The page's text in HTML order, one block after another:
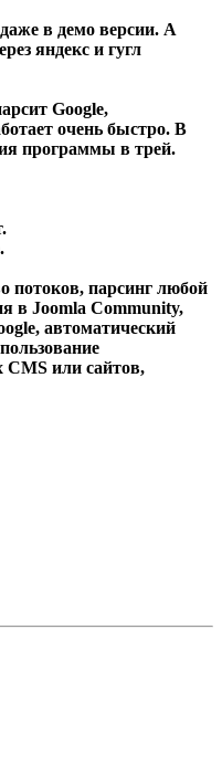
даже в демо версии. А
яндекс и гугл
Google,
очень быстро. В
программы в трей.
потоков, парсинг любой
в Joomla Community,
, автоматический
CMS или сайтов,